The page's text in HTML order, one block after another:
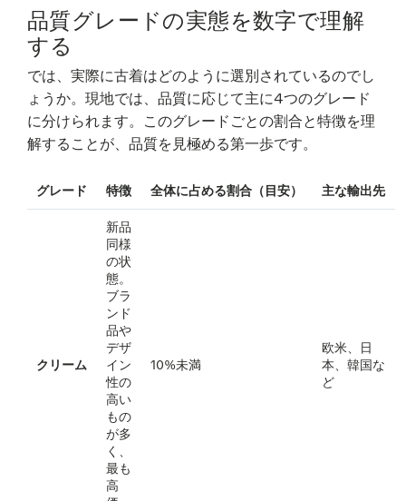
品質グレードの実態を数字で理解
する
では、実際に古着はどのように選別されているのでし
ょうか。現地では、品質に応じて主に4つのグレード
に分けられます。このグレードごとの割合と特徴を理
解することが、品質を見極める第一歩です。
グレード 特徴 全体に占める割合（目安） 主な輸出先
クリーム
新品
同様
の状
態。
ブラ
ンド
品や
デザ
イン
性の
高い
もの
が多
く、
最も
高
10%未満
欧米、日
本、韓国な
ど